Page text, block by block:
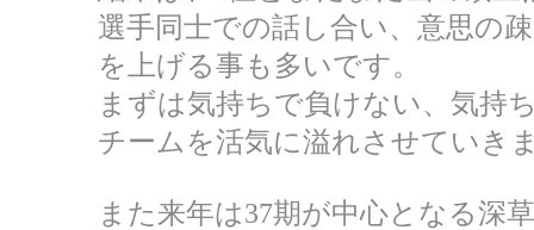
選手同士での話し合い、意思の
を上げる事も多いです。
まずは気持ちで負けない、気持
チームを活気に溢れさせていき
また来年は37期が中心となる深